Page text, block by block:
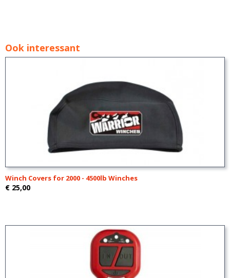
Ook interessant
Winch Covers for 2000 - 4500lb Winches
€ 25,00